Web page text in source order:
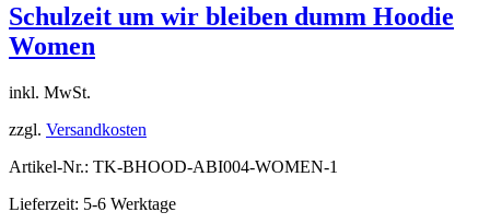
Schulzeit um wir bleiben dumm Hoodie
Women
inkl. MwSt.
zzgl. Versandkosten
Artikel-Nr.: TK-BHOOD-ABI004-WOMEN-1
Lieferzeit: 5-6 Werktage